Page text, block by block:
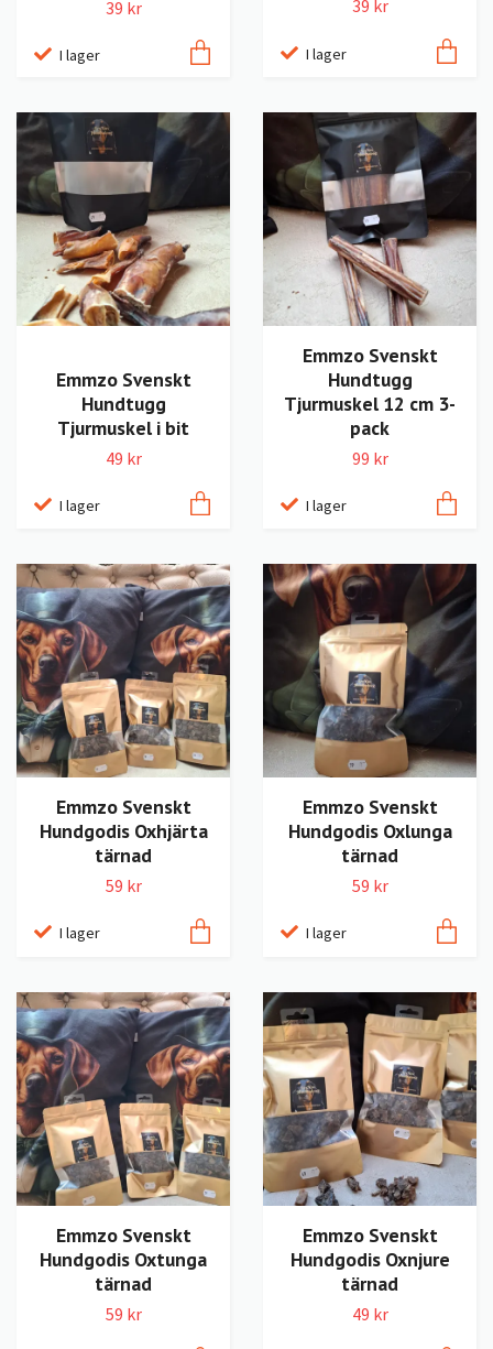
39 kr
I lager
39 kr
I lager
Emmzo Svenskt
Hundtugg
Tjurmuskel i bit
49 kr
I lager
Emmzo Svenskt
Hundtugg
Tjurmuskel 12 cm 3-
pack
99 kr
I lager
Emmzo Svenskt
Hundgodis Oxhjärta
tärnad
59 kr
I lager
Emmzo Svenskt
Hundgodis Oxlunga
tärnad
59 kr
I lager
Emmzo Svenskt
Hundgodis Oxtunga
tärnad
59 kr
Emmzo Svenskt
Hundgodis Oxnjure
tärnad
49 kr